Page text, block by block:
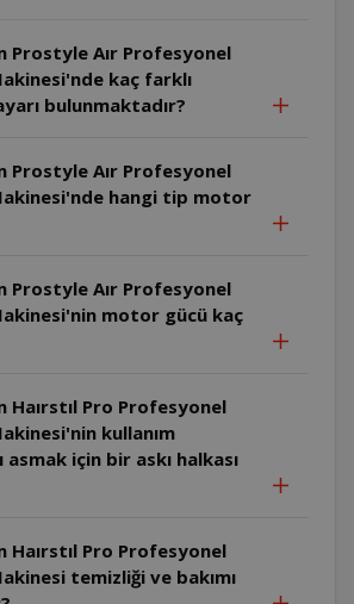
Prostyle Aır Profesyonel
kaç farklı
bulunmaktadır?
Prostyle Aır Profesyonel
hangi tip motor
Prostyle Aır Profesyonel
motor gücü kaç
Haırstıl Pro Profesyonel
kullanım
asmak için bir askı halkası
Haırstıl Pro Profesyonel
temizliği ve bakımı